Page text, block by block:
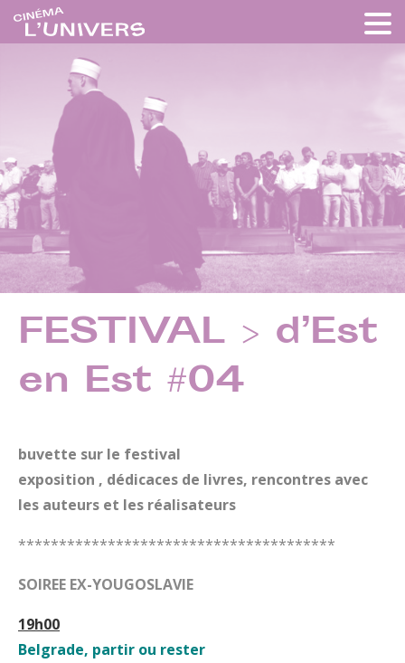
FESTIVAL > d’Est
en Est #04
buvette sur le festival
exposition , dédicaces de livres, rencontres avec
les auteurs et les réalisateurs
***************************************
SOIREE EX-YOUGOSLAVIE
19h00
Belgrade, partir ou rester